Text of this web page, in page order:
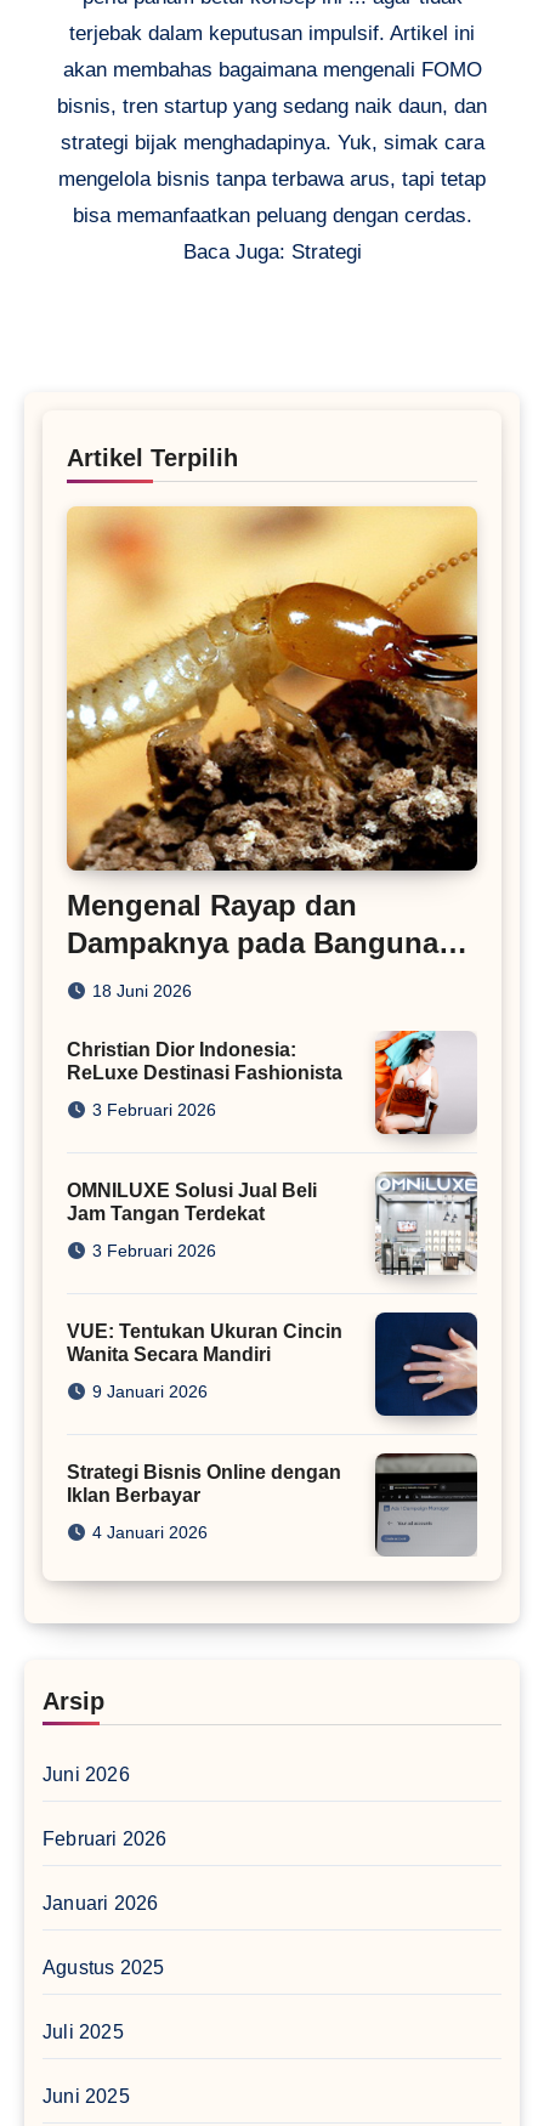
terjebak dalam keputusan impulsif. Artikel ini
akan membahas bagaimana mengenali FOMO
bisnis, tren startup yang sedang naik daun, dan
strategi bijak menghadapinya. Yuk, simak cara
mengelola bisnis tanpa terbawa arus, tapi tetap
bisa memanfaatkan peluang dengan cerdas.
Baca Juga: Strategi
Artikel Terpilih
Mengenal Rayap dan
Dampaknya pada Bangunan
Rumah
18 Juni 2026
Christian Dior Indonesia:
ReLuxe Destinasi Fashionista
3 Februari 2026
OMNILUXE Solusi Jual Beli
Jam Tangan Terdekat
3 Februari 2026
VUE: Tentukan Ukuran Cincin
Wanita Secara Mandiri
9 Januari 2026
Strategi Bisnis Online dengan
Iklan Berbayar
4 Januari 2026
Arsip
Juni 2026
Februari 2026
Januari 2026
Agustus 2025
Juli 2025
Juni 2025